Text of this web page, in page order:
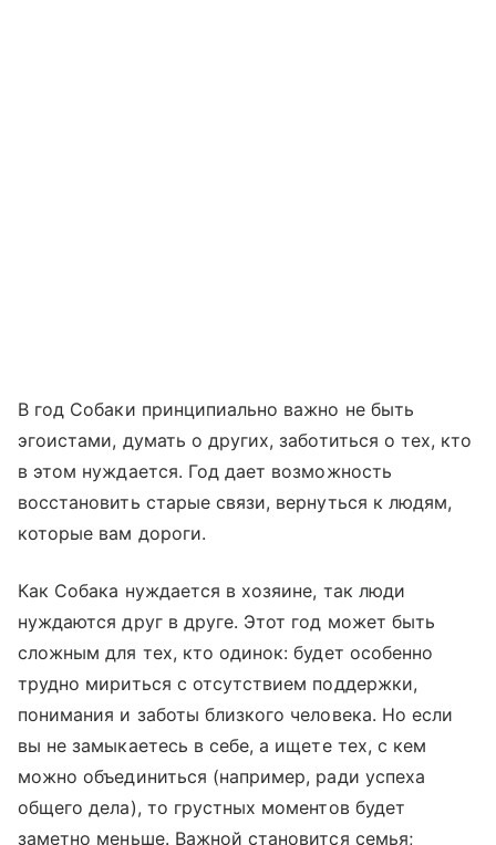
В год Собаки принципиально важно не быть
эгоистами, думать о других, заботиться о тех, кто
в этом нуждается. Год дает возможность
восстановить старые связи, вернуться к людям,
которые вам дороги.
Как Собака нуждается в хозяине, так люди
нуждаются друг в друге. Этот год может быть
сложным для тех, кто одинок: будет особенно
трудно мириться с отсутствием поддержки,
понимания и заботы близкого человека. Но если
вы не замыкаетесь в себе, а ищете тех, с кем
можно объединиться (например, ради успеха
общего дела), то грустных моментов будет
заметно меньше. Важной становится семья;